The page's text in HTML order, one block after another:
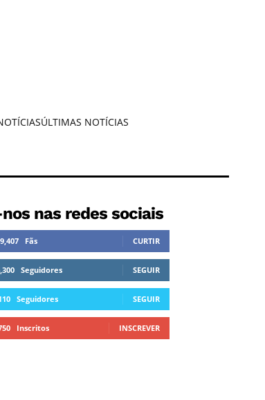
ÚLTIMAS NOTÍCIAS
nas redes sociais
Fãs CURTIR
Seguidores SEGUIR
Seguidores SEGUIR
Inscritos INSCREVER